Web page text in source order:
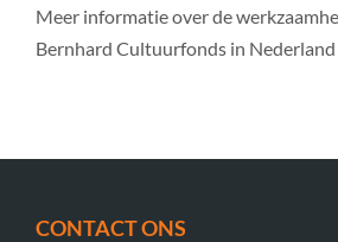
Meer informatie over de
Bernhard Cultuurfonds in
CONTACT ONS